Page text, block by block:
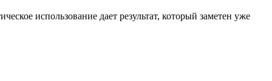
использование дает результат, который заметен уже